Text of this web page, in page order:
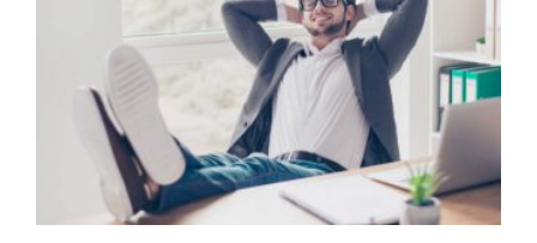
WordPress-Wartung für die Funktion und
Sicherheit Ihrer Website